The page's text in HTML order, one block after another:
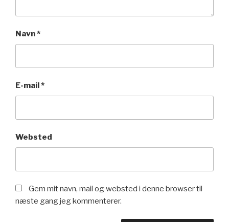
Navn*
E-mail*
Websted
Gem mit navn, mail og websted i denne browser til
næste gang jeg kommenterer.